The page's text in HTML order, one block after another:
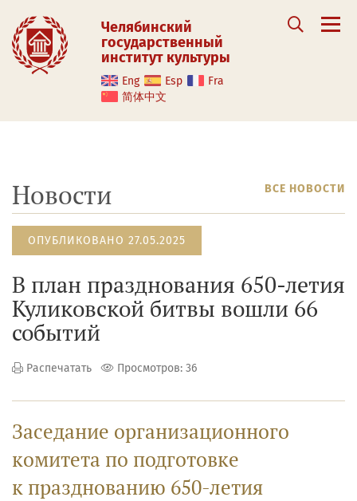
Челябинский
государственный
институт культуры
Eng Esp
Fra
简体中文
Новости ВСЕ НОВОСТИ
ОПУБЛИКОВАНО 27.05.2025
В план празднования 650-летия
Куликовской битвы вошли 66
событий
Распечатать Просмотров: 36
Заседание организационного
комитета по подготовке
к празднованию 650-летия